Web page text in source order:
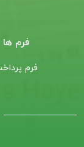
فرم ها
فرم